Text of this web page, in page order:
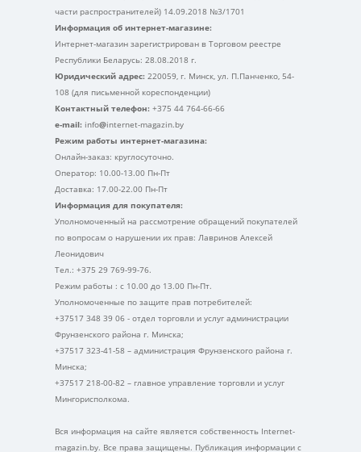
части распространителей) 14.09.2018 №3/1701
Информация об интернет-магазине:
Интернет-магазин зарегистрирован в Торговом реестре
Республики Беларусь: 28.08.2018 г.
Юридический адрес: 220059, г. Минск, ул. П.Панченко, 54-
108 (для письменной кореспонденции)
Контактный телефон: +375 44 764-66-66
e-mail: info@internet-magazin.by
Режим работы интернет-магазина:
Онлайн-заказ: круглосуточно.
Оператор: 10.00-13.00 Пн-Пт
Доставка: 17.00-22.00 Пн-Пт
Информация для покупателя:
Уполномоченный на рассмотрение обращений покупателей
по вопросам о нарушении их прав: Лавринов Алексей
Леонидович
Тел.: +375 29 769-99-76.
Режим работы : с 10.00 до 13.00 Пн-Пт.
Уполномоченные по защите прав потребителей:
+37517 348 39 06 - отдел торговли и услуг администрации
Фрунзенского района г. Минска;
+37517 323-41-58 – администрация Фрунзенского района г.
Минска;
+37517 218-00-82 – главное управление торговли и услуг
Мингорисполкома.
Вся информация на сайте является собственность Internet-
magazin.by. Все права защищены. Публикация информации с